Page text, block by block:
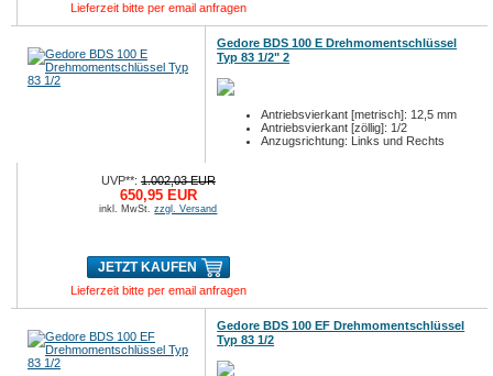
Lieferzeit bitte per email anfragen
Gedore BDS 100 E Drehmomentschlüssel
Typ 83 1/2" 2
Antriebsvierkant [metrisch]: 12,5 mm
Antriebsvierkant [zöllig]: 1/2
Anzugsrichtung: Links und Rechts
UVP**:1.002,03 EUR
650,95 EUR
inkl. MwSt.zzgl. Versand
JETZT KAUFEN
Lieferzeit bitte per email anfragen
Gedore BDS 100 EF Drehmomentschlüssel
Typ 83 1/2